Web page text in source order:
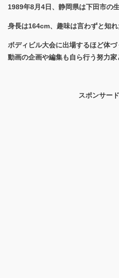
1989年8月4日、静岡県は下田市の生
身長は164cm、趣味は言わずと知れ
ボディビル大会に出場するほど体づ
動画の企画や編集も自ら行う努力家
スポンサー